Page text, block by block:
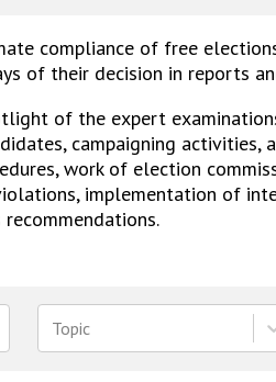
compliance of free
of their decision in reports
of the expert
campaigning activities,
work of election
implementation of
Topic